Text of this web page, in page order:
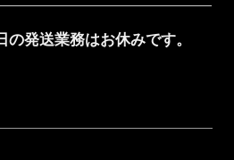
発送業務はお休みです。